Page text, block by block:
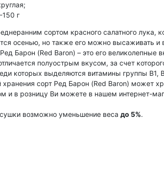
г
сортом красного салатного
осенью, но также его можно высаживать и
Барон (Red Baron) – это его
полуострым вкусом, за счет
которых выделяются витамины группы
сорт Ред Барон (Red Baron) может
и в розницу Ви можете в нашем интернет-
возможно уменьшение веса до 5%.